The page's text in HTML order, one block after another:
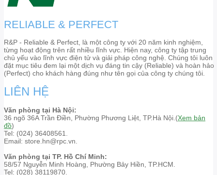
RELIABLE & PERFECT
R&P - Reliable & Perfect, là một công ty với 20 năm kinh nghiệm,
từng hoạt động trên rất nhiều lĩnh vực. Hiện nay, công ty tập trung
chủ yếu vào lĩnh vực điện tử và giải pháp công nghệ. Chúng tôi luôn
đặt mục tiêu đem lại một dịch vụ đáng tin cậy (Reliable) và hoàn hảo
(Perfect) cho khách hàng đúng như tên gọi của công ty chúng tôi.
LIÊN HỆ
Văn phòng tại Hà Nội:
36 ngõ 36A Trần Điền, Phường Phương Liệt, TP.Hà Nội.(Xem bản
đồ)
Tel: (024) 36408561.
Email: store.hn@rpc.vn.
Văn phòng tại TP. Hồ Chí Minh:
58/57 Nguyễn Minh Hoàng, Phường Bảy Hiền, TP.HCM.
Tel: (028) 38119870.